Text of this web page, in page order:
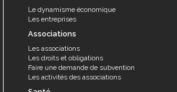
Le dynamisme économique
Les entreprises
Associations
Les associations
Les droits et obligations
Faire une demande de subvention
Les activités des associations